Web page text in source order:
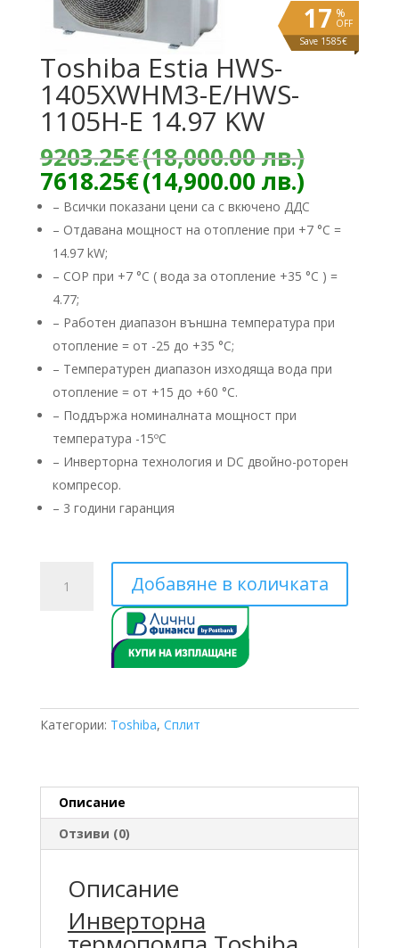
%
OFF
17
Save 1585€
Toshiba Estia HWS-
1405XWHM3-E/HWS-
1105H-E 14.97 KW
9203.25€(18,000.00 лв.)
7618.25€(14,900.00 лв.)
цена
е:
лв.).
– Всички показани цени са с вкючено ДДС
– Отдавана мощност на отопление при +7 °C =
14.97 kW;
– COP при +7 °C ( вода за отопление +35 °C ) =
4.77;
– Работен диапазон външна температура при
отопление = от -25 до +35 °C;
– Температурен диапазон изходяща вода при
отопление = от +15 до +60 °C.
– Поддържа номиналната мощност при
температура -15ºС
– ​Инверторна технология и DC двойно-роторен
компресор.
– 3 години гаранция
Добавяне в количката
Категории: Toshiba, Сплит
Описание
Отзиви (0)
Описание
Инверторна